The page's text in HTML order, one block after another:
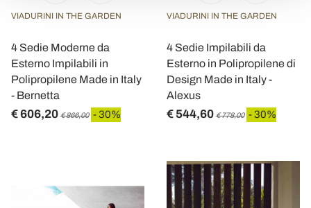
VIADURINI IN THE GARDEN
4 Sedie Moderne da
Esterno Impilabili in
Polipropilene Made in Italy
- Bernetta
€ 606,20 € 866,00 - 30%
VIADURINI IN THE GARDEN
4 Sedie Impilabili da
Esterno in Polipropilene di
Design Made in Italy -
Alexus
€ 544,60 € 778,00 - 30%